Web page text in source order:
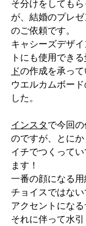
そ分けをしても
が、結婚のプレ
のご依頼です。
キャシーズデザ
トにも使用できる
ドの作成を承っ
ウエルカムボー
した。
インスタで今回
のですが、とに
イチでつくって
ます！
一番の顔になる
チョイスではな
アクセントにな
それに伴って水